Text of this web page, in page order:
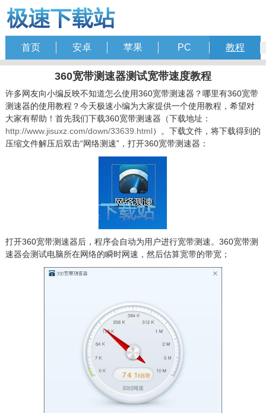
首页 安卓 苹果 PC 教程
360宽带测速器测试宽带速度教程
许多网友向小编反映不知道怎么使用360宽带测速器？哪里有360宽带
测速器的使用教程？今天极速小编为大家提供一个使用教程，希望对
大家有帮助！首先我们下载360宽带测速器（下载地址：
http://www.jisuxz.com/down/33639.html）。下载文件，将下载得到的
压缩文件解压后双击“网络测速”，打开360宽带测速器：
打开360宽带测速器后，程序会自动为用户进行宽带测速。360宽带测
速器会测试电脑所在网络的瞬时网速，然后估算宽带的带宽；